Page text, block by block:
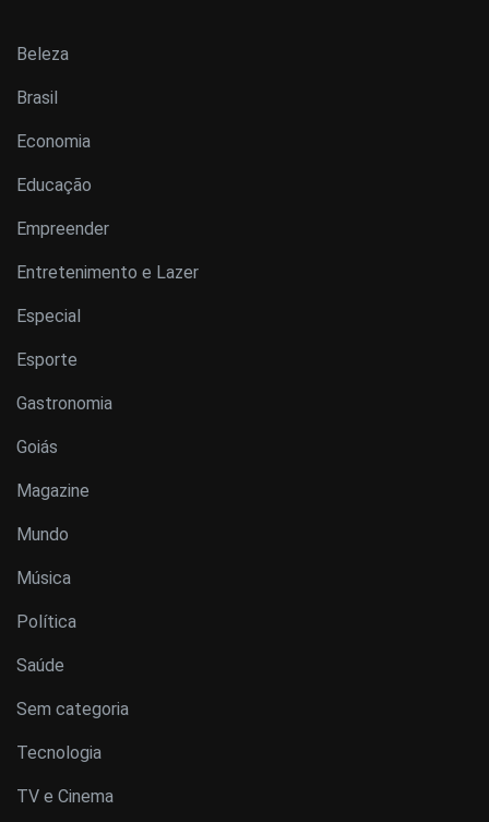
Beleza
Brasil
Economia
Educação
Empreender
Entretenimento e Lazer
Especial
Esporte
Gastronomia
Goiás
Magazine
Mundo
Música
Política
Saúde
Sem categoria
Tecnologia
TV e Cinema